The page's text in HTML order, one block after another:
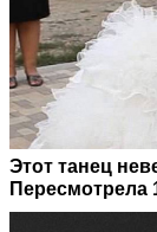
Этот танец
Пересмотрела